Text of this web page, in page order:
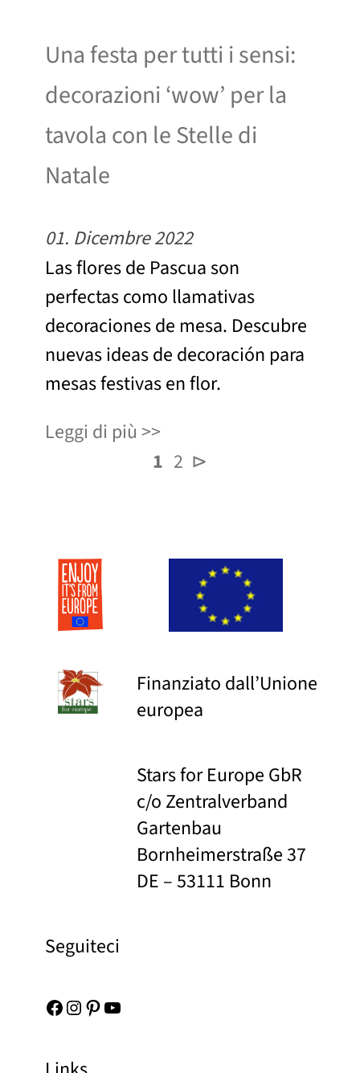
Una festa per tutti i sensi:
decorazioni ‘wow’ per la
tavola con le Stelle di
Natale
01. Dicembre 2022
Las flores de Pascua son
perfectas como llamativas
decoraciones de mesa. Descubre
nuevas ideas de decoración para
mesas festivas en flor.
Leggi di più
1 2 ⊳
Finanziato dall’Unione
europea
Stars for Europe GbR
c/o Zentralverband
Gartenbau
Bornheimerstraße 37
DE – 53111 Bonn
Seguiteci
Facebook Instagram Pinterest YouTube